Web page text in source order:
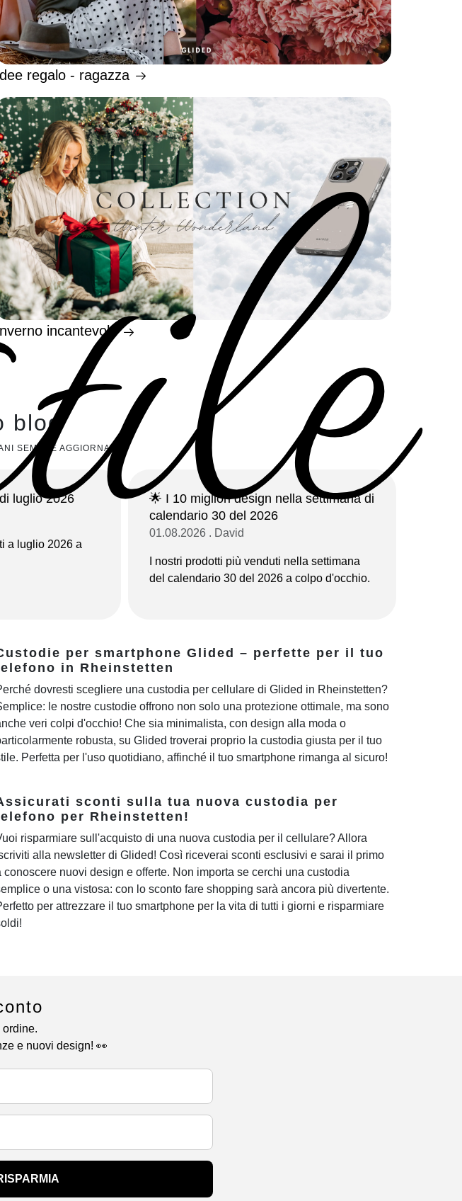
regalo - ragazza
incantevole
blog
SEMPRE AGGIORNATO!
luglio 2026
a luglio 2026 a
🌟 I 10 migliori design nella settimana di
calendario 30 del 2026
01.08.2026 . David
I nostri prodotti più venduti nella settimana
del calendario 30 del 2026 a colpo d'occhio.
per smartphone Glided – perfette per il tuo
in Rheinstetten
dovresti scegliere una custodia per cellulare di Glided in Rheinstetten?
le nostre custodie offrono non solo una protezione ottimale, ma sono
veri colpi d'occhio! Che sia minimalista, con design alla moda o
robusta, su Glided troverai proprio la custodia giusta per il tuo
Perfetta per l'uso quotidiano, affinché il tuo smartphone rimanga al sicuro!
sconti sulla tua nuova custodia per
per Rheinstetten!
risparmiare sull'acquisto di una nuova custodia per il cellulare? Allora
alla newsletter di Glided! Così riceverai sconti esclusivi e sarai il primo
conoscere nuovi design e offerte. Non importa se cerchi una custodia
o una vistosa: con lo sconto fare shopping sarà ancora più divertente.
per attrezzare il tuo smartphone per la vita di tutti i giorni e risparmiare
ordine.
e nuovi design! 👀